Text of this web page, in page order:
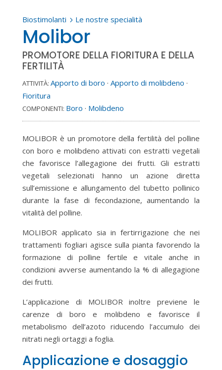
Biostimolanti 5 Le nostre specialità
Molibor
PROMOTORE DELLA FIORITURA E DELLA
FERTILITÀ
ATTIVITÀ: Apporto di boro · Apporto di molibdeno ·
Fioritura
COMPONENTI: Boro · Molibdeno
MOLIBOR è un promotore della fertilità del polline
con boro e molibdeno attivati con estratti vegetali
che favorisce l’allegagione dei frutti. Gli estratti
vegetali selezionati hanno un azione diretta
sull’emissione e allungamento del tubetto pollinico
durante la fase di fecondazione, aumentando la
vitalità del polline.
MOLIBOR applicato sia in fertirrigazione che nei
trattamenti fogliari agisce sulla pianta favorendo la
formazione di polline fertile e vitale anche in
condizioni avverse aumentando la % di allegagione
dei frutti.
L’applicazione di MOLIBOR inoltre previene le
carenze di boro e molibdeno e favorisce il
metabolismo dell’azoto riducendo l’accumulo dei
nitrati negli ortaggi a foglia.
Applicazione e dosaggio